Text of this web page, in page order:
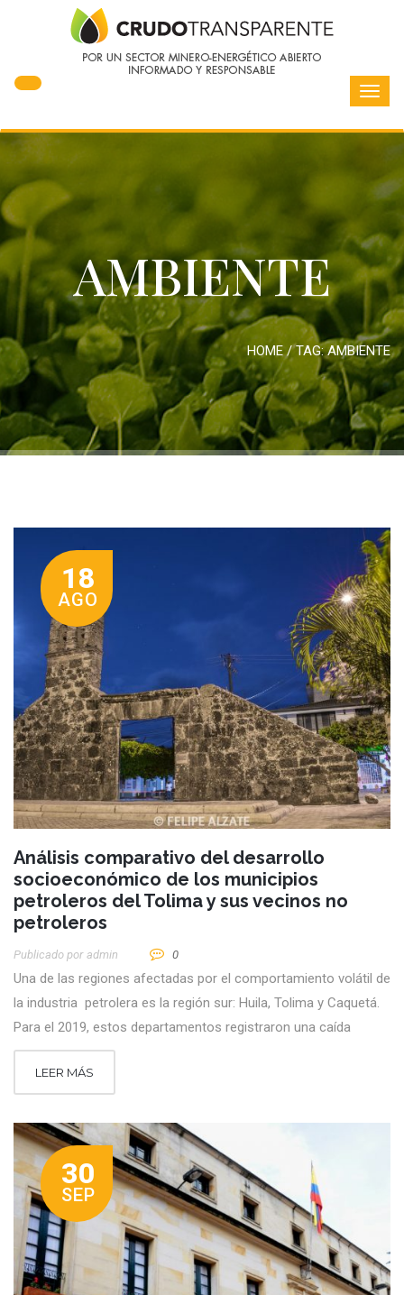
AMBIENTE
HOME/ TAG:AMBIENTE
18
AGO
Análisis comparativo del desarrollo
socioeconómico de los municipios
petroleros del Tolima y sus vecinos no
petroleros
Publicado por Admin 0
Una de las regiones afectadas por el comportamiento volátil de
la industria petrolera es la región sur: Huila, Tolima y Caquetá.
Para el 2019, estos departamentos registraron una caída
LEER MÁS
30
SEP